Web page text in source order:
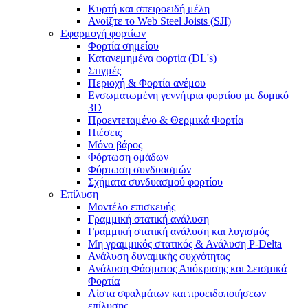
Κυρτή και σπειροειδή μέλη
Ανοίξτε το Web Steel Joists (SJI)
Εφαρμογή φορτίων
Φορτία σημείου
Κατανεμημένα φορτία (DL's)
Στιγμές
Περιοχή & Φορτία ανέμου
Ενσωματωμένη γεννήτρια φορτίου με δομικό
3D
Προεντεταμένο & Θερμικά Φορτία
Πιέσεις
Μόνο βάρος
Φόρτωση ομάδων
Φόρτωση συνδυασμών
Σχήματα συνδυασμού φορτίου
Επίλυση
Μοντέλο επισκευής
Γραμμική στατική ανάλυση
Γραμμική στατική ανάλυση και λυγισμός
Μη γραμμικός στατικός & Ανάλυση P-Delta
Ανάλυση δυναμικής συχνότητας
Ανάλυση Φάσματος Απόκρισης και Σεισμικά
Φορτία
Λίστα σφαλμάτων και προειδοποιήσεων